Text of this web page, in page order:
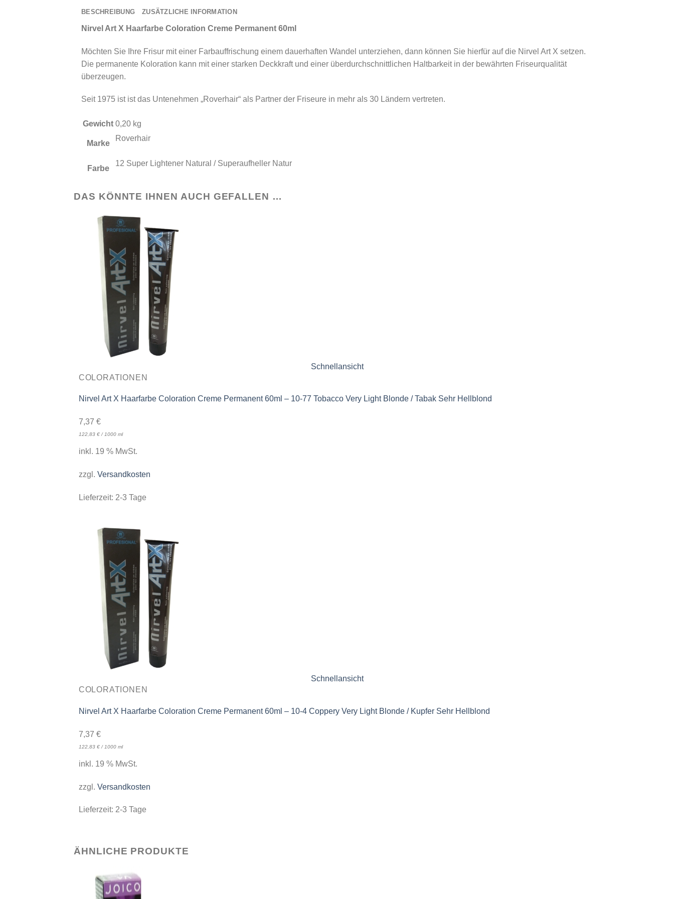
BESCHREIBUNG ZUSÄTZLICHE INFORMATION
Nirvel Art X Haarfarbe Coloration Creme Permanent 60ml
Möchten Sie Ihre Frisur mit einer Farbauffrischung einem dauerhaften Wandel unterziehen, dann können Sie hierfür auf die Nirvel Art X setzen.
Die permanente Koloration kann mit einer starken Deckkraft und einer überdurchschnittlichen Haltbarkeit in der bewährten Friseurqualität
überzeugen.
Seit 1975 ist ist das Untenehmen „Roverhair“ als Partner der Friseure in mehr als 30 Ländern vertreten.
Gewicht 0,20 kg
Marke
Roverhair
Farbe
12 Super Lightener Natural / Superaufheller Natur
DAS KÖNNTE IHNEN AUCH GEFALLEN …
Schnellansicht
COLORATIONEN
Nirvel Art X Haarfarbe Coloration Creme Permanent 60ml – 10-77 Tobacco Very Light Blonde / Tabak Sehr Hellblond
7,37 €
122,83 €/1000 ml
inkl. 19 % MwSt.
zzgl. Versandkosten
Lieferzeit: 2-3 Tage
Schnellansicht
COLORATIONEN
Nirvel Art X Haarfarbe Coloration Creme Permanent 60ml – 10-4 Coppery Very Light Blonde / Kupfer Sehr Hellblond
7,37 €
122,83 €/ 1000 ml
inkl. 19 % MwSt.
zzgl. Versandkosten
Lieferzeit: 2-3 Tage
ÄHNLICHE PRODUKTE